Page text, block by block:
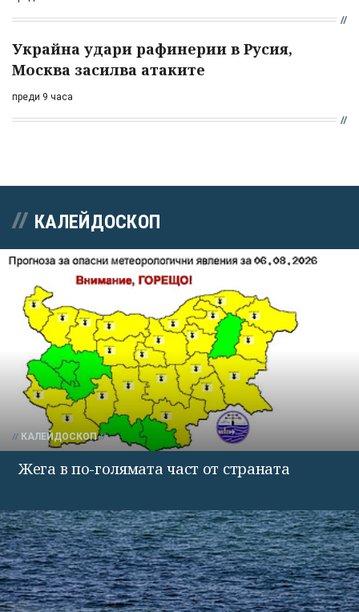
Украйна удари рафинерии в Русия,
Москва засилва атаките
преди 9 часа
КАЛЕЙДОСКОП
КАЛЕЙДОСКОП
Жега в по-голямата част от страната